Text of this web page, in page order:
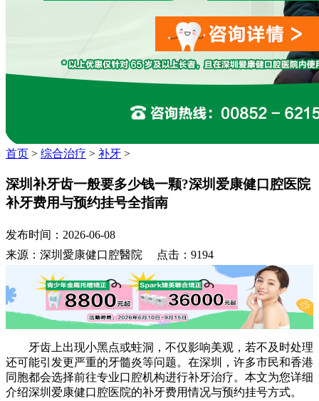
首页 > 综合治疗 > 补牙 >
深圳补牙齿一般要多少钱一颗?深圳爱康健口腔医院
补牙费用与预约挂号全指南
发布时间：2026-06-08
来源：深圳愛康健口腔醫院 点击：9194
牙齿上出现小黑点或蛀洞，不仅影响美观，若不及时处理
还可能引发更严重的牙髓炎等问题。在深圳，许多市民和香港
同胞都会选择前往专业口腔机构进行补牙治疗。本文为您详细
介绍深圳爱康健口腔医院的补牙费用情况与预约挂号方式。